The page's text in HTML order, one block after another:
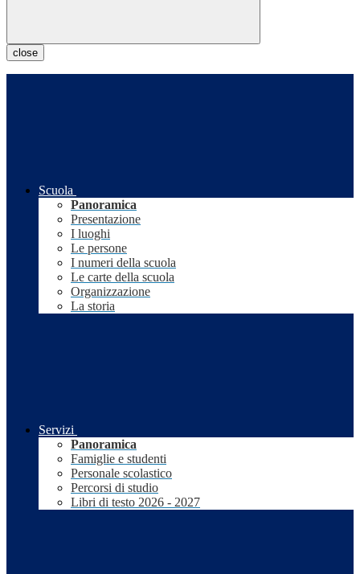
close
Scuola
Panoramica
Presentazione
I luoghi
Le persone
I numeri della scuola
Le carte della scuola
Organizzazione
La storia
Servizi
Panoramica
Famiglie e studenti
Personale scolastico
Percorsi di studio
Libri di testo 2026 - 2027